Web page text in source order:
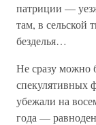
патриции —
там, в сельской
безделья…
Не сразу можно
спекулятивных
убежали на
года —